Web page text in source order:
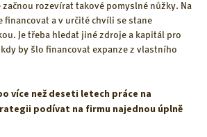
začnou rozevírat takové pomyslné nůžky. Na
financovat a v určité chvíli se stane
Je třeba hledat jiné zdroje a kapitál pro
by šlo financovat expanze z vlastního
více než deseti letech práce na
podívat na firmu najednou úplně